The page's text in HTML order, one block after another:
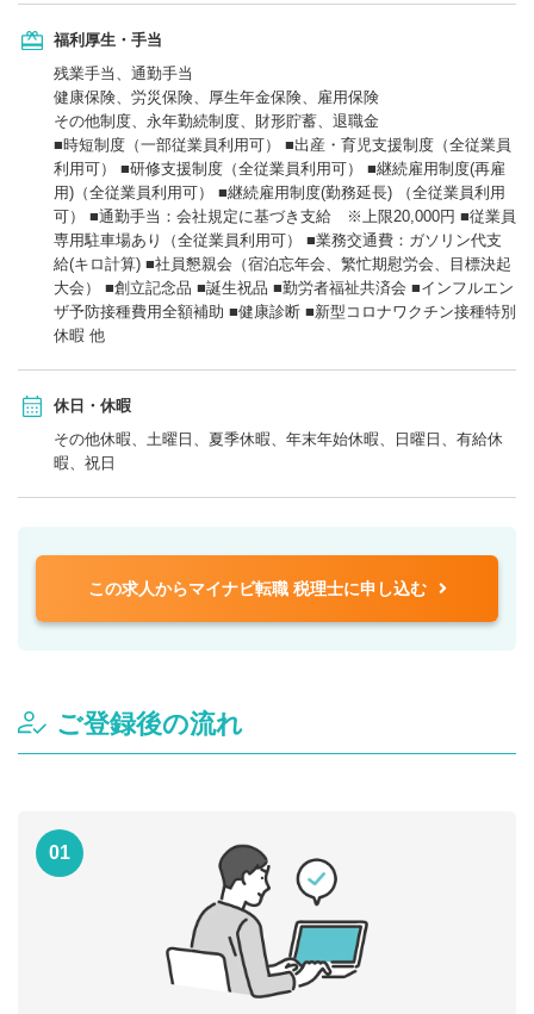
福利厚生・手当
残業手当、通勤手当
健康保険、労災保険、厚生年金保険、雇用保険
その他制度、永年勤続制度、財形貯蓄、退職金
■時短制度（一部従業員利用可） ■出産・育児支援制度（全従業員
利用可） ■研修支援制度（全従業員利用可） ■継続雇用制度(再雇
用)（全従業員利用可） ■継続雇用制度(勤務延長) （全従業員利用
可） ■通勤手当：会社規定に基づき支給 ※上限20,000円 ■従業員
専用駐車場あり（全従業員利用可） ■業務交通費：ガソリン代支
給(キロ計算) ■社員懇親会（宿泊忘年会、繁忙期慰労会、目標決起
大会） ■創立記念品 ■誕生祝品 ■勤労者福祉共済会 ■インフルエン
ザ予防接種費用全額補助 ■健康診断 ■新型コロナワクチン接種特別
休暇 他
休日・休暇
その他休暇、土曜日、夏季休暇、年末年始休暇、日曜日、有給休
暇、祝日
この求人からマイナビ転職 税理士に申し込む
ご登録後の流れ
01